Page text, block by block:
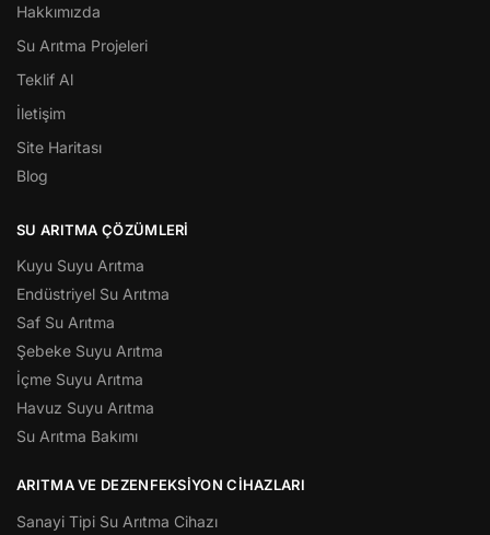
Hakkımızda
Su Arıtma Projeleri
Teklif Al
İletişim
Site Haritası
Blog
SU ARITMA ÇÖZÜMLERI
Kuyu Suyu Arıtma
Endüstriyel Su Arıtma
Saf Su Arıtma
Şebeke Suyu Arıtma
İçme Suyu Arıtma
Havuz Suyu Arıtma
Su Arıtma Bakımı
ARITMA VE DEZENFEKSIYON CIHAZLARI
Sanayi Tipi Su Arıtma Cihazı